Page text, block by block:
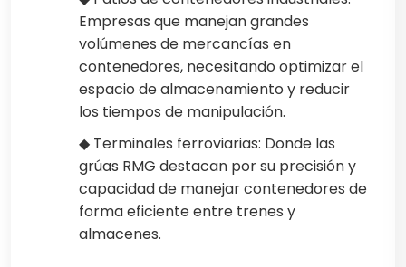
Empresas que manejan grandes
volúmenes de mercancías en
contenedores, necesitando optimizar el
espacio de almacenamiento y reducir
los tiempos de manipulación.
◆ Terminales ferroviarias: Donde las
grúas RMG destacan por su precisión y
capacidad de manejar contenedores de
forma eficiente entre trenes y
almacenes.